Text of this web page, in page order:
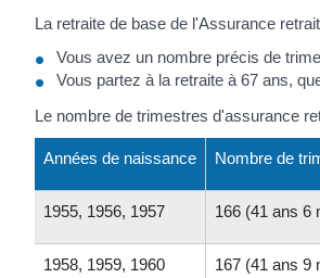
La retraite de base de l'Assurance
Vous avez un nombre précis de
Vous partez à la retraite à 67 ans,
Le nombre de trimestres d'assurance
Années de naissance Nombre de
1955, 1956, 1957 166 (41 ans 6
1958, 1959, 1960 167 (41 ans 9